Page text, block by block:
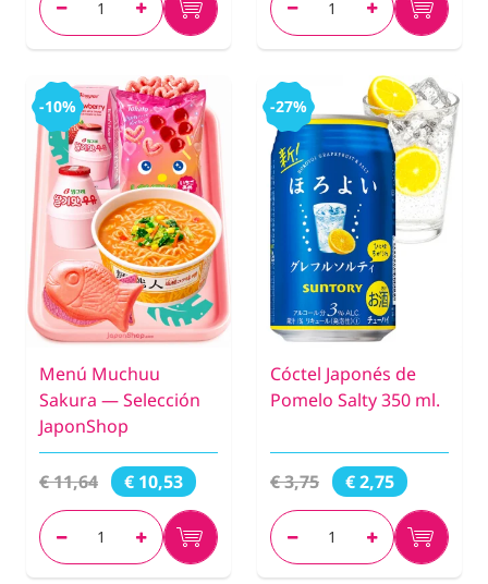
-10%
Menú Muchuu
Sakura — Selección
JaponShop
€ 11,64 € 10,53
-27%
Cóctel Japonés de
Pomelo Salty 350 ml.
€ 3,75 € 2,75